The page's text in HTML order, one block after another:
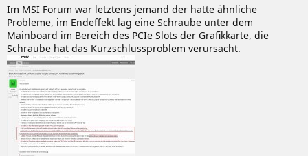
Im MSI Forum war letztens jemand der hatte ähnliche
Probleme, im Endeffekt lag eine Schraube unter dem
Mainboard im Bereich des PCIe Slots der Grafikkarte, die
Schraube hat das Kurzschlussproblem verursacht.